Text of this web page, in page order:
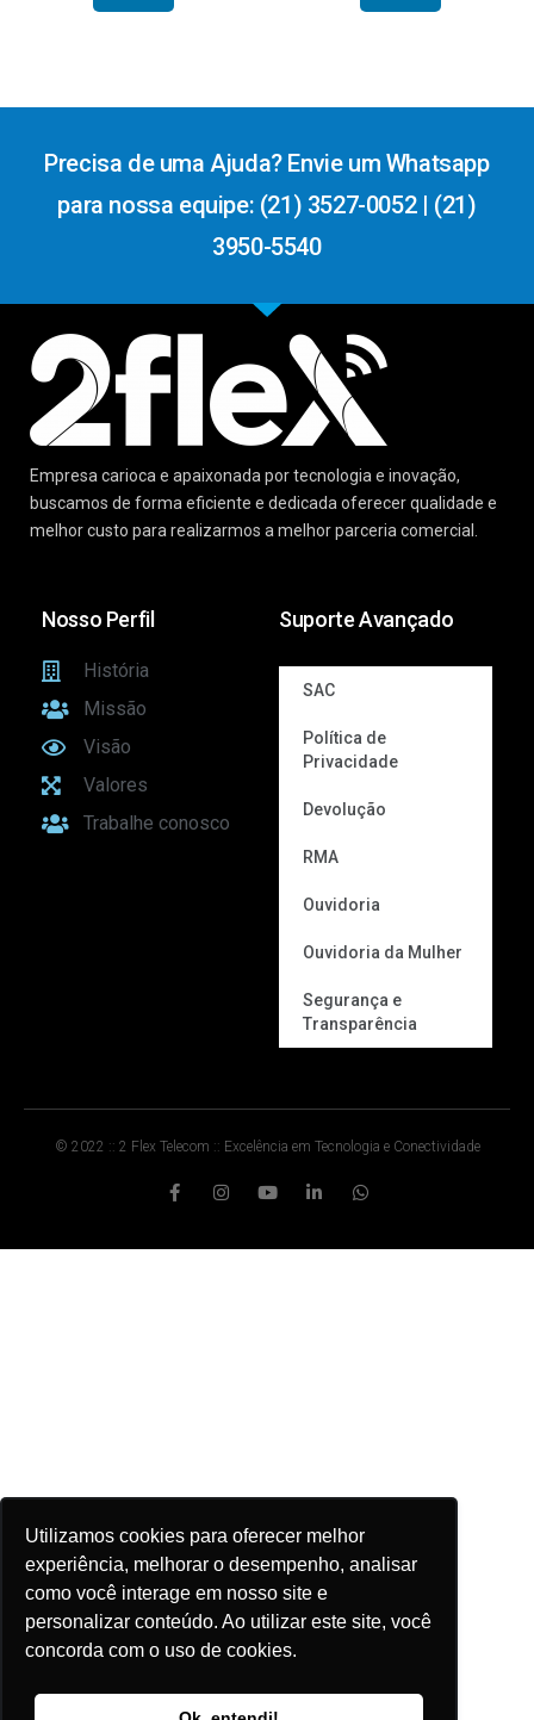
Utilizamos cookies para oferecer melhor
experiência, melhorar o desempenho, analisar
como você interage em nosso site e
personalizar conteúdo. Ao utilizar este site, você
concorda com o uso de cookies.
Precisa de uma Ajuda? Envie um Whatsapp
para nossa equipe: (21) 3527-0052 | (21)
3950-5540
Empresa carioca e apaixonada por tecnologia e inovação,
buscamos de forma eficiente e dedicada oferecer qualidade e
melhor custo para realizarmos a melhor parceria comercial.
Nosso Perfil
História
Missão
Visão
Valores
Trabalhe conosco
Suporte Avançado
SAC
Política de
Privacidade
Devolução
RMA
Ouvidoria
Ouvidoria da Mulher
Segurança e
Transparência
© 2022 :: 2 Flex Telecom :: Excelência em Tecnologia e Conectividade